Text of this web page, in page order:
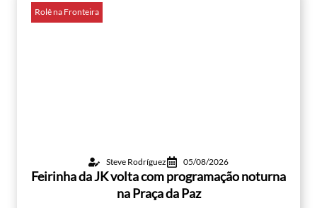
Rolê na Fronteira
Steve Rodríguez 05/08/2026
Feirinha da JK volta com programação noturna
na Praça da Paz